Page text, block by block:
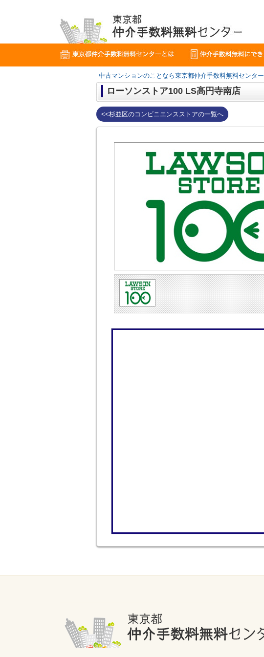
中古マンションのことなら東京都仲介手数料無料センター
ローソンストア100 LS高円寺南店
<<杉並区のコンビニエンスストアの一覧へ